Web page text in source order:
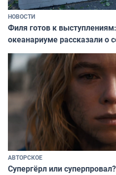
НОВОСТИ
Филя готов к
океанариуме рассказали о
АВТОРСКОЕ
Супергёрл или суперпровал?